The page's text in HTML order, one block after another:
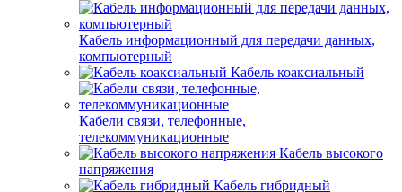
Кабель информационный для передачи данных,
компьютерный
Кабель коаксиальный
Кабели связи, телефонные,
телекоммуникационные
Кабель высокого
напряжения
Кабель гибридный